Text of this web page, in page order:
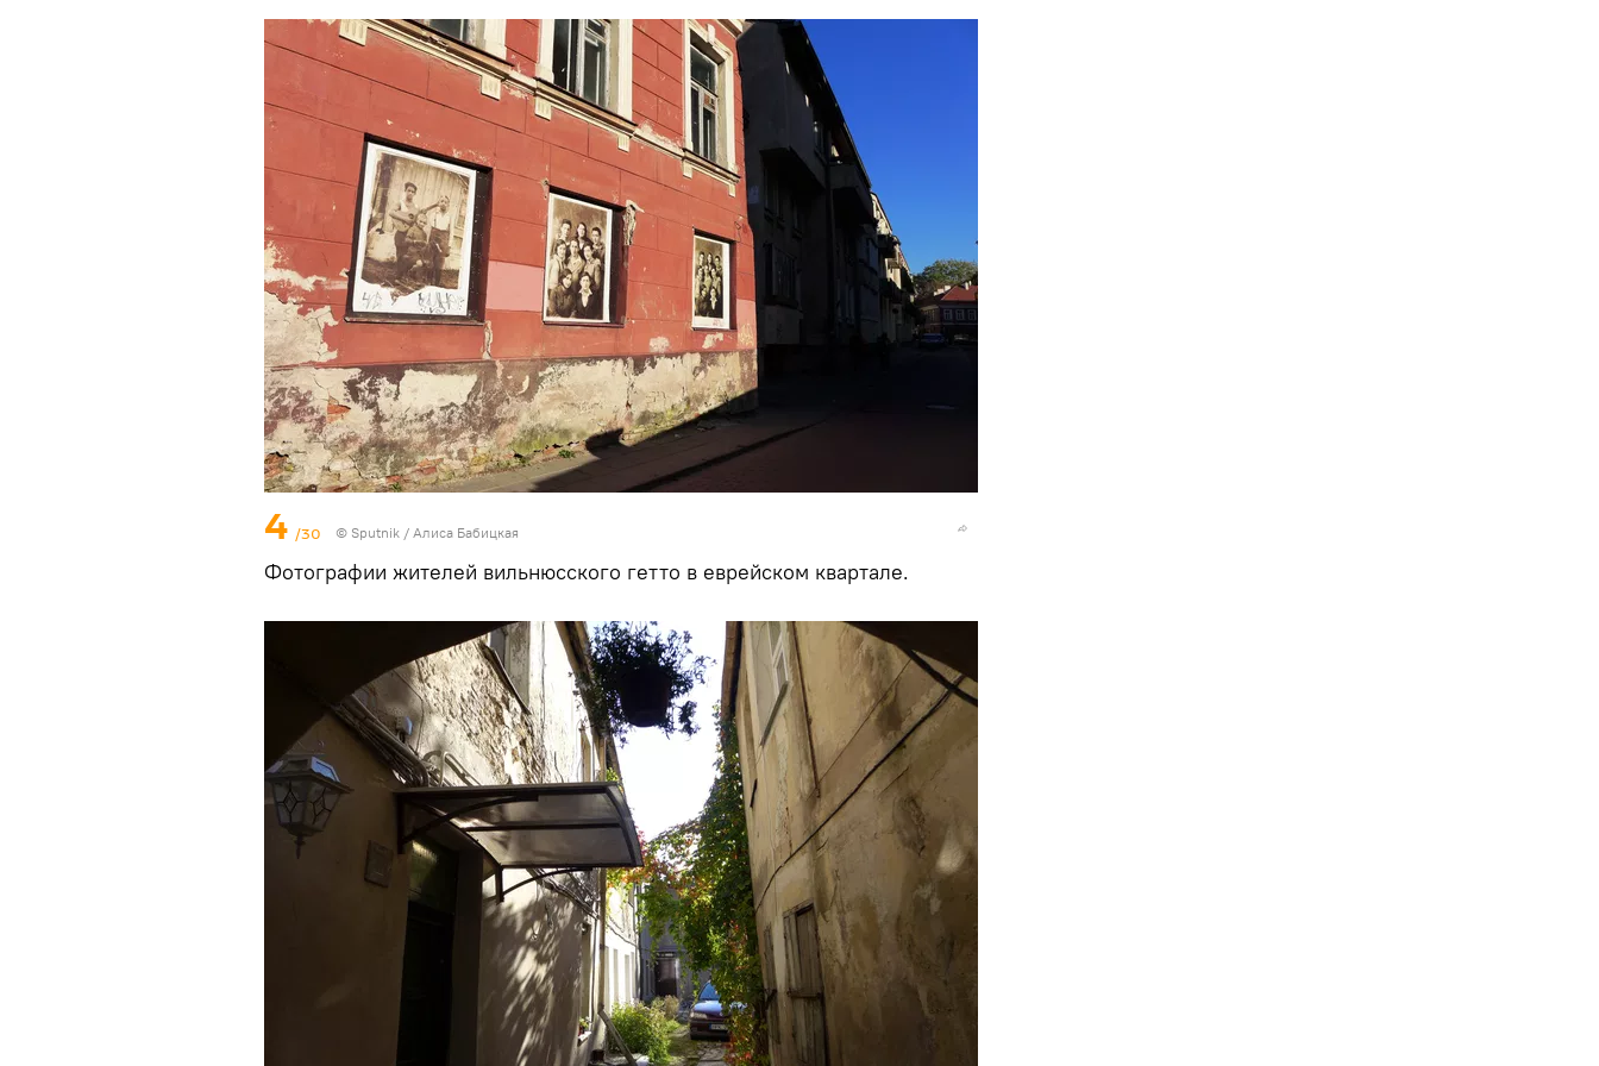
4 /30 © Sputnik / Алиса Бабицкая
Фотографии жителей вильнюсского гетто в еврейском квартале.